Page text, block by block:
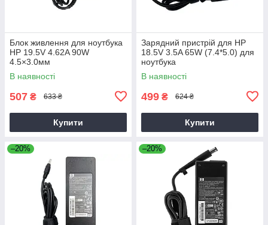
Блок живлення для ноутбука
HP 19.5V 4.62A 90W
4.5×3.0мм
В наявності
507 ₴ 633 ₴
Купити
Зарядний пристрій для HP
18.5V 3.5A 65W (7.4*5.0) для
ноутбука
В наявності
499 ₴ 624 ₴
Купити
–20% –20%